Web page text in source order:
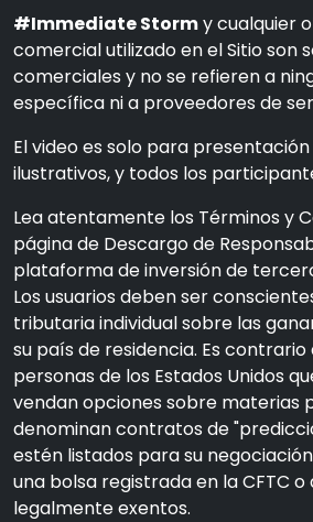
#Immediate Stormy cualquier
comercial utilizado en el Sitio son
comerciales y no se refieren a
específica ni a proveedores de
El video es solo para
ilustrativos, y todos los
Lea atentamente los Términos y
página de Descargo de
plataforma de inversión de
Los usuarios deben ser
tributaria individual sobre las
su país de residencia. Es
personas de los Estados Unidos
vendan opciones sobre materias
denominan contratos de
estén listados para su
una bolsa registrada en la CFTC
legalmente exentos.